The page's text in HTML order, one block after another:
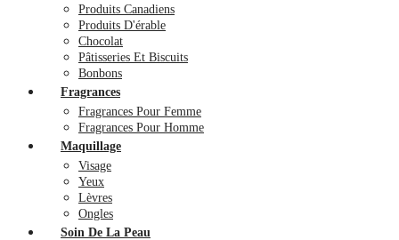
Produits Canadiens
Produits D'érable
Chocolat
Pâtisseries Et Biscuits
Bonbons
Fragrances
Fragrances Pour Femme
Fragrances Pour Homme
Maquillage
Visage
Yeux
Lèvres
Ongles
Soin De La Peau